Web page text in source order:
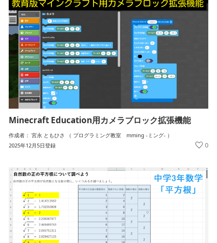
Minecraft Education用カメラブロック拡張機能
作成者： 宮永 ともひさ （ プログラミング教室 mming -ミング- ）
2025年12月5日登録
0